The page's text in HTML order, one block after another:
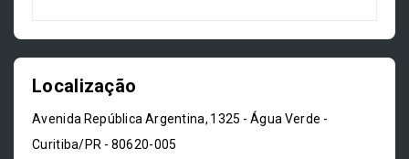
Localização
Avenida República Argentina, 1325 - Água Verde -
Curitiba/PR - 80620-005